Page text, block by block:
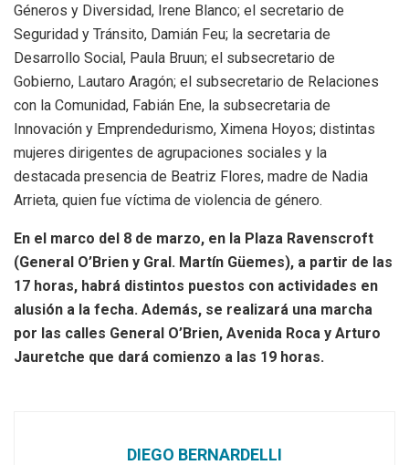
Géneros y Diversidad, Irene Blanco; el secretario de
Seguridad y Tránsito, Damián Feu; la secretaria de
Desarrollo Social, Paula Bruun; el subsecretario de
Gobierno, Lautaro Aragón; el subsecretario de Relaciones
con la Comunidad, Fabián Ene, la subsecretaria de
Innovación y Emprendedurismo, Ximena Hoyos; distintas
mujeres dirigentes de agrupaciones sociales y la
destacada presencia de Beatriz Flores, madre de Nadia
Arrieta, quien fue víctima de violencia de género.
En el marco del 8 de marzo, en la Plaza Ravenscroft
(General O’Brien y Gral. Martín Güemes), a partir de las
17 horas, habrá distintos puestos con actividades en
alusión a la fecha. Además, se realizará una marcha
por las calles General O’Brien, Avenida Roca y Arturo
Jauretche que dará comienzo a las 19 horas.
DIEGO BERNARDELLI